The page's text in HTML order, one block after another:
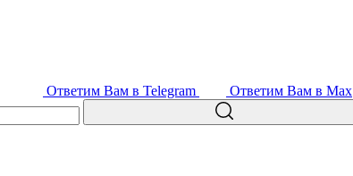
Ответим Вам в Telegram Ответим Вам в Max